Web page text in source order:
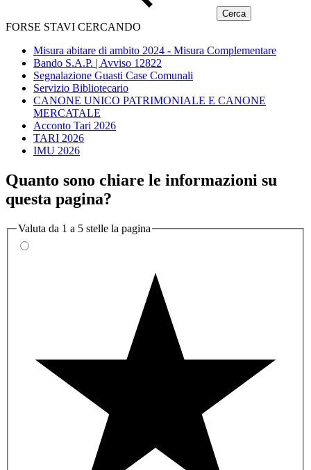
FORSE STAVI CERCANDO
Misura abitare di ambito 2024 - Misura Complementare
Bando S.A.P. | Avviso 12822
Segnalazione Guasti Case Comunali
Servizio Bibliotecario
CANONE UNICO PATRIMONIALE E CANONE
MERCATALE
Acconto Tari 2026
TARI 2026
IMU 2026
Quanto sono chiare le informazioni su
questa pagina?
Valuta da 1 a 5 stelle la pagina